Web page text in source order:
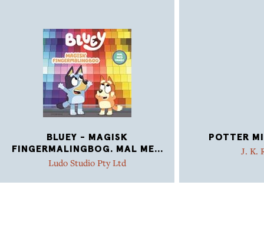
BLUEY - MAGISK
FINGERMALINGBOG. MAL ME...
Ludo Studio Pty Ltd
POTTER
J. K.